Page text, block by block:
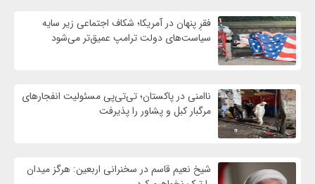
فقرِ پنهان در آمریکا؛ شکاف اجتماعی زیر سایه
سیاست‌های دولت ترامپ عمیق‌تر می‌شود
ناامنی در پاکستان؛ تی‌تی‌پی مسئولیت انفجارهای
مرگبار کبل و پشاور را پذیرفت
شیخ نعیم قاسم در سخنرانی اربعین: هرگز میدان